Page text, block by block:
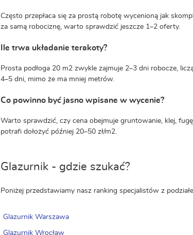
Często przepłaca się za prostą robotę wycenioną jak
za samą robociznę, warto sprawdzić jeszcze 1–2 oferty.
Ile trwa układanie terakoty?
Prosta podłoga 20 m2 zwykle zajmuje 2–3 dni robocze,
4–5 dni, mimo że ma mniej metrów.
Co powinno być jasno wpisane w wycenie?
Warto sprawdzić, czy cena obejmuje gruntowanie, klej,
potrafi dołożyć później 20–50 zł/m2.
Glazurnik - gdzie szukać?
Poniżej przedstawiamy nasz ranking specjalistów z
Glazurnik Warszawa
Glazurnik Wrocław